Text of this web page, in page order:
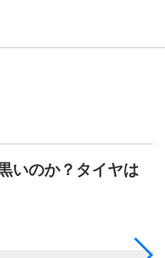
いのか？タイヤは